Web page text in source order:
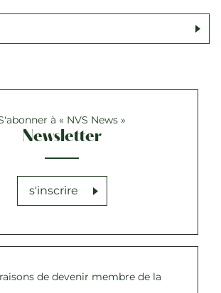
à « NVS News »
Newsletter
s'inscrire
de devenir membre de la